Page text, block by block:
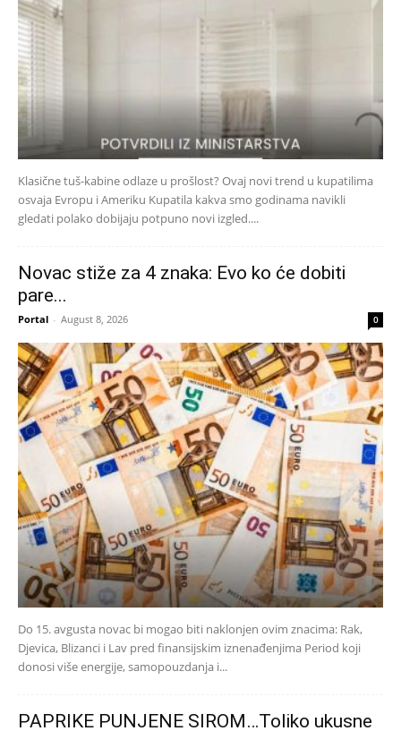
Klasične tuš-kabine odlaze u prošlost? Ovaj novi trend u kupatilima
osvaja Evropu i Ameriku Kupatila kakva smo godinama navikli
gledati polako dobijaju potpuno novi izgled....
Novac stiže za 4 znaka: Evo ko će dobiti
pare...
Portal - August 8, 2026 0
Do 15. avgusta novac bi mogao biti naklonjen ovim znacima: Rak,
Djevica, Blizanci i Lav pred finansijskim iznenađenjima Period koji
donosi više energije, samopouzdanja i...
PAPRIKE PUNJENE SIROM…Toliko ukusne